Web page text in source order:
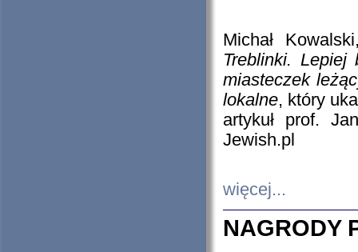
Michał
Treblinki. Lepiej
miasteczek
lokalne, który
artykuł prof.
Jewish.pl
więcej...
NAGRODY